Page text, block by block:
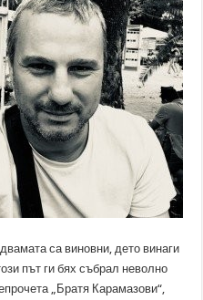
са виновни, дето винаги
път ги бях събрал неволно
„Братя Карамазови“,